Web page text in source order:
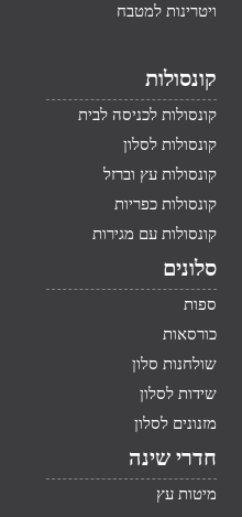
ויטרינות למטבח
קונסולות
קונסולות לכניסה לבית
קונסולות לסלון
קונסולות עץ וברזל
קונסולות כפריות
קונסולות עם מגירות
סלונים
ספות
כורסאות
שולחנות סלון
שידות לסלון
מזנונים לסלון
חדרי שינה
מיטות עץ